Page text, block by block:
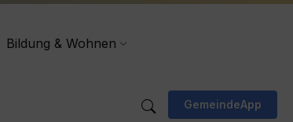
Bildung & Wohnen
GemeindeApp